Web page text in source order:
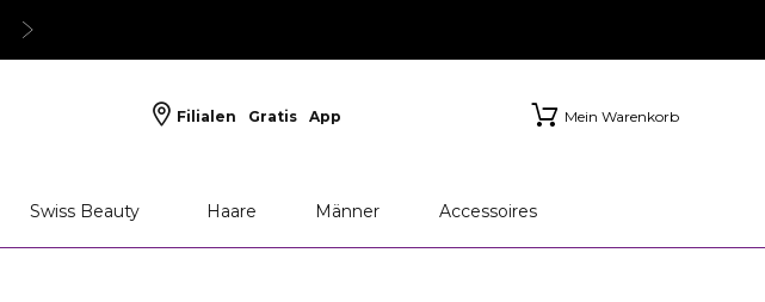
Filialen Gratis App Mein Warenkorb
Swiss Beauty Haare Männer Accessoires